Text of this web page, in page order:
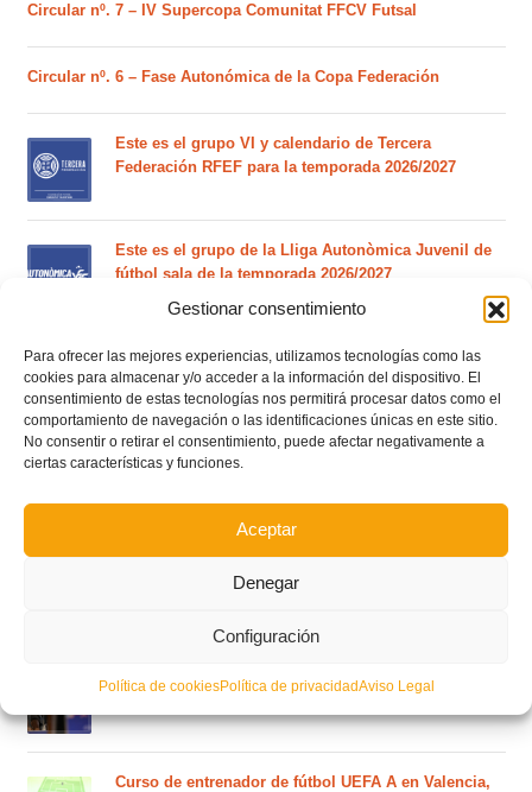
Gestionar consentimiento
Para ofrecer las mejores experiencias, utilizamos tecnologías como las
cookies para almacenar y/o acceder a la información del dispositivo. El
consentimiento de estas tecnologías nos permitirá procesar datos como el
comportamiento de navegación o las identificaciones únicas en este sitio.
No consentir o retirar el consentimiento, puede afectar negativamente a
ciertas características y funciones.
Aceptar
Denegar
Configuración
Política de cookiesPolítica de privacidadAviso Legal
Circular nº. 7 – IV Supercopa Comunitat FFCV Futsal
Circular nº. 6 – Fase Autonómica de la Copa Federación
Este es el grupo VI y calendario de Tercera
Federación RFEF para la temporada 2026/2027
Este es el grupo de la Lliga Autonòmica Juvenil de
fútbol sala de la temporada 2026/2027
El calendario del grupo VI de Tercera Federación
RFEF para la temporada 2026/27 se sorteará el
martes 4 de agosto
Nuevo curso de Entrenador de fútbol Licencia UEFA
plazas del curso de septiembre)
Circular nº. 5 – Normas generales de las competiciones
Curso de entrenador de fútbol UEFA B en Valencia,
Castellón y Alicante (comienzo el 20 de septiembre)
Curso de entrenador de fútbol UEFA A en Valencia,